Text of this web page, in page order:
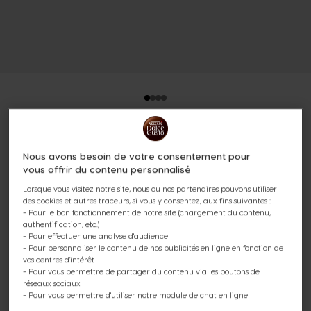
STARBUCKS® NOISETTE
MACCHIATO 72 CAPSULES
Onctueux avec des notes de noisette
(3)
Capsules:x36
Icône capsulesIcône capsules
Découvrez notre Starbucks® Hazelnut Macchiato par
Nous avons besoin de votre consentement pour
vous offrir du contenu personnalisé
Lorsque vous visitez notre site, nous ou nos partenaires pouvons utiliser
des cookies et autres traceurs, si vous y consentez, aux fins suivantes :
- Pour le bon fonctionnement de notre site (chargement du contenu,
authentification, etc.)
- Pour effectuer une analyse d'audience
- Pour personnaliser le contenu de nos publicités en ligne en fonction de
vos centres d'intérêt
- Pour vous permettre de partager du contenu via les boutons de
réseaux sociaux
- Pour vous permettre d'utiliser notre module de chat en ligne